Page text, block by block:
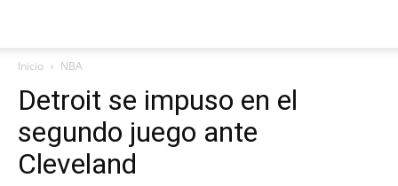
Inicio NBA
Detroit se impuso en el
segundo juego ante
Cleveland